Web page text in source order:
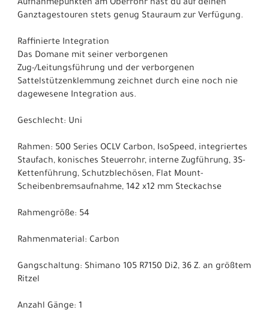
Aufnahmepunkten am Oberrohr hast du auf deinen
Ganztagestouren stets genug Stauraum zur Verfügung.
Raffinierte Integration
Das Domane mit seiner verborgenen
Zug-/Leitungsführung und der verborgenen
Sattelstützenklemmung zeichnet durch eine noch nie
dagewesene Integration aus.
Geschlecht: Uni
Rahmen: 500 Series OCLV Carbon, IsoSpeed, integriertes
Staufach, konisches Steuerrohr, interne Zugführung, 3S-
Kettenführung, Schutzblechösen, Flat Mount-
Scheibenbremsaufnahme, 142 x12 mm Steckachse
Rahmengröße: 54
Rahmenmaterial: Carbon
Gangschaltung: Shimano 105 R7150 Di2, 36 Z. an größtem
Ritzel
Anzahl Gänge: 1